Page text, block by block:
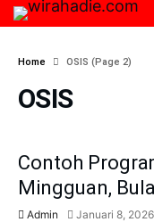
Home OSIS (page 2)
OSIS
Contoh
Mingguan,
Admin Januari 8, 2026